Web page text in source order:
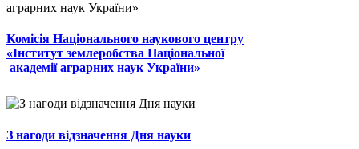
Комісія Національного наукового центру
«Інститут землеробства Національної
академії аграрних наук України»
З нагоди відзначення Дня науки